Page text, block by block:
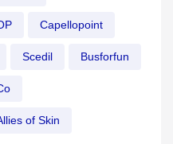
Capellopoint
Scedil Busforfun
of Skin